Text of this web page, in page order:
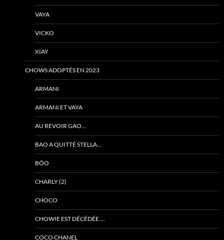
VAYA
VICKO
XIAY
CHOWS ADOPTÉS EN 2023
ARMANI
ARMANI ET VAYA
AU REVOIR GAO…
BAO A QUITTÉ STELLA…
BÔO
CHARLY (2)
CHOCO
CHOWIE EST DÉCÉDÉE….
COCO CHANEL